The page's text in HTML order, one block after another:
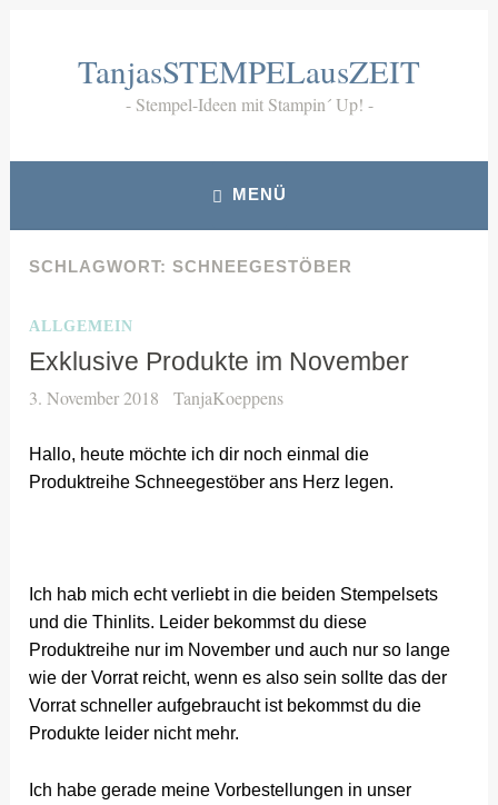
TanjasSTEMPELausZEIT
Stempel-Ideen mit Stampin´ Up!
MENÜ
SCHLAGWORT:SCHNEEGESTÖBER
ALLGEMEIN
Exklusive Produkte im November
3. November 2018 TanjaKoeppens
Hallo, heute möchte ich dir noch einmal die
Produktreihe Schneegestöber ans Herz legen.
Ich hab mich echt verliebt in die beiden Stempelsets
und die Thinlits. Leider bekommst du diese
Produktreihe nur im November und auch nur so lange
wie der Vorrat reicht, wenn es also sein sollte das der
Vorrat schneller aufgebraucht ist bekommst du die
Produkte leider nicht mehr.
Ich habe gerade meine Vorbestellungen in unser